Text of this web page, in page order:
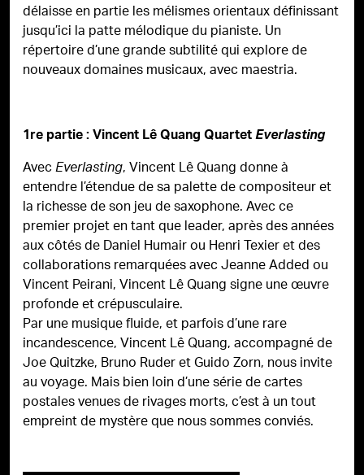
délaisse en partie les mélismes orientaux définissant
jusqu’ici la patte mélodique du pianiste. Un
répertoire d’une grande subtilité qui explore de
nouveaux domaines musicaux, avec maestria.
1re partie : Vincent Lê Quang QuartetEverlasting
AvecEverlasting, Vincent Lê Quang donne à
entendre l’étendue de sa palette de compositeur et
la richesse de son jeu de saxophone. Avec ce
premier projet en tant que leader, après des années
aux côtés de Daniel Humair ou Henri Texier et des
collaborations remarquées avec Jeanne Added ou
Vincent Peirani, Vincent Lê Quang signe une œuvre
profonde et crépusculaire.
Par une musique fluide, et parfois d’une rare
incandescence, Vincent Lê Quang, accompagné de
Joe Quitzke, Bruno Ruder et Guido Zorn, nous invite
au voyage. Mais bien loin d’une série de cartes
postales venues de rivages morts, c’est à un tout
empreint de mystère que nous sommes conviés.